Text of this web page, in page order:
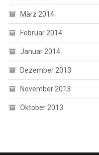
März 2014
Februar 2014
Januar 2014
Dezember 2013
November 2013
Oktober 2013